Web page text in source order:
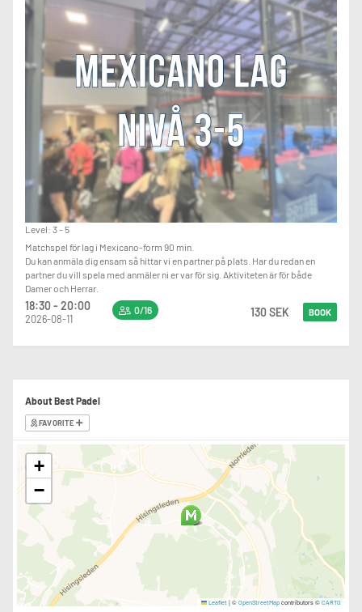
Level: 3 - 5
Matchspel för lag i Mexicano-form 90 min.
Du kan anmäla dig ensam så hittar vi en partner på plats. Har du redan en
partner du vill spela med anmäler ni er var för sig. Aktiviteten är för både
Damer och Herrar.
18:30 - 20:00
2026-08-11
0/16 130 SEK BOOK
About Best Padel
FAVORITE
+
−
Leaflet |© OpenStreetMap contributors © CARTO